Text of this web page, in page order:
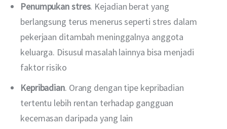
Penumpukan stres. Kejadian berat yang
berlangsung terus menerus seperti stres dalam
pekerjaan ditambah meninggalnya anggota
keluarga. Disusul masalah lainnya bisa menjadi
faktor risiko
Kepribadian. Orang dengan tipe kepribadian
tertentu lebih rentan terhadap gangguan
kecemasan daripada yang lain